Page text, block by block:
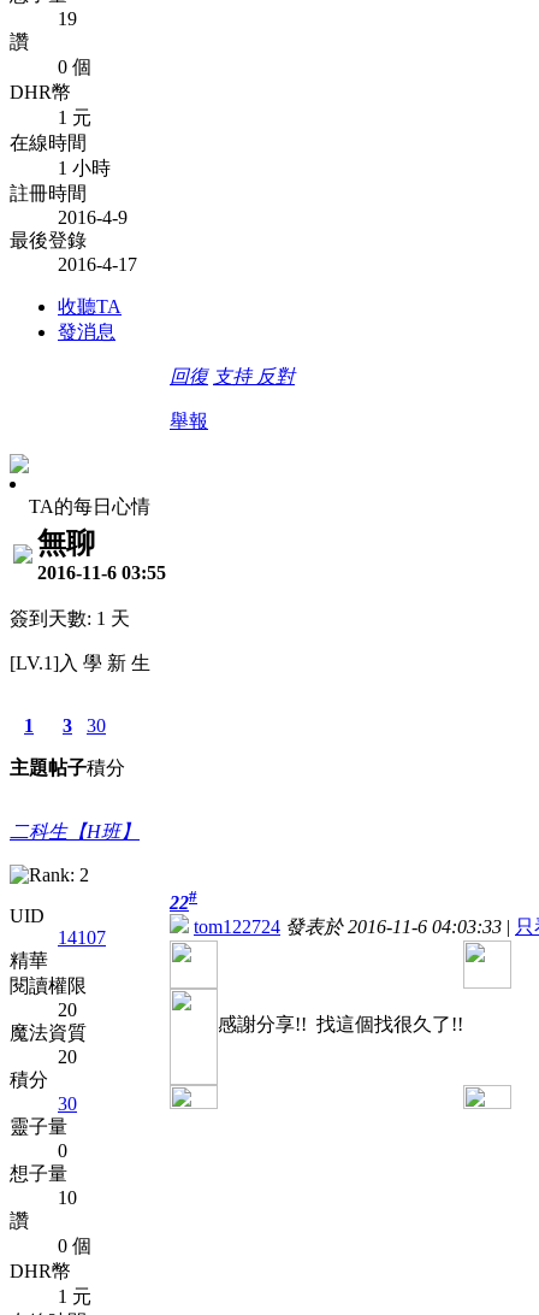
19
讚
0 個
DHR幣
1 元
在線時間
1 小時
註冊時間
2016-4-9
最後登錄
2016-4-17
收聽TA
發消息
回復 支持 反對
舉報
TA的每日心情
無聊
2016-11-6 03:55
簽到天數: 1 天
[LV.1]入 學 新 生
1
主題
3
帖子
30
積分
二科生【H班】
UID
14107
精華
閱讀權限
20
魔法資質
20
積分
30
靈子量
0
想子量
10
讚
0 個
DHR幣
1 元
22#
tom122724 發表於 2016-11-6 04:03:33 |
感謝分享!! 找這個找很久了!!